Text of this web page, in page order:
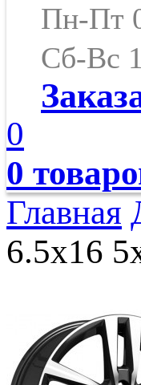
Пн-Пт
Сб-Вс
0
0
Главная
6.5x16